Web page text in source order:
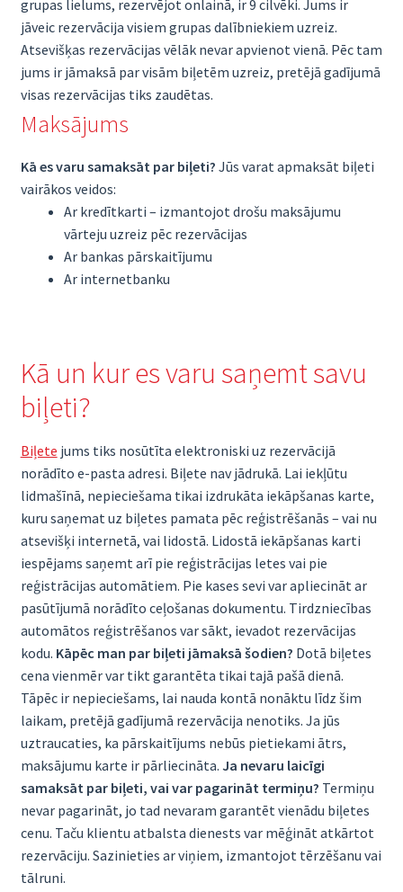
grupas lielums, rezervējot onlainā, ir 9 cilvēki. Jums ir
jāveic rezervācija visiem grupas dalībniekiem uzreiz.
Atsevišķas rezervācijas vēlāk nevar apvienot vienā. Pēc tam
jums ir jāmaksā par visām biļetēm uzreiz, pretējā gadījumā
visas rezervācijas tiks zaudētas.
Maksājums
Kā es varu samaksāt par biļeti? Jūs varat apmaksāt biļeti
vairākos veidos:
Ar kredītkarti – izmantojot drošu maksājumu
vārteju uzreiz pēc rezervācijas
Ar bankas pārskaitījumu
Ar internetbanku
Kā un kur es varu saņemt savu
biļeti?
Biļete jums tiks nosūtīta elektroniski uz rezervācijā
norādīto e-pasta adresi. Biļete nav jādrukā. Lai iekļūtu
lidmašīnā, nepieciešama tikai izdrukāta iekāpšanas karte,
kuru saņemat uz biļetes pamata pēc reģistrēšanās – vai nu
atsevišķi internetā, vai lidostā. Lidostā iekāpšanas karti
iespējams saņemt arī pie reģistrācijas letes vai pie
reģistrācijas automātiem. Pie kases sevi var apliecināt ar
pasūtījumā norādīto ceļošanas dokumentu. Tirdzniecības
automātos reģistrēšanos var sākt, ievadot rezervācijas
kodu. Kāpēc man par biļeti jāmaksā šodien? Dotā biļetes
cena vienmēr var tikt garantēta tikai tajā pašā dienā.
Tāpēc ir nepieciešams, lai nauda kontā nonāktu līdz šim
laikam, pretējā gadījumā rezervācija nenotiks. Ja jūs
uztraucaties, ka pārskaitījums nebūs pietiekami ātrs,
maksājumu karte ir pārliecināta. Ja nevaru laicīgi
samaksāt par biļeti, vai var pagarināt termiņu? Termiņu
nevar pagarināt, jo tad nevaram garantēt vienādu biļetes
cenu. Taču klientu atbalsta dienests var mēģināt atkārtot
rezervāciju. Sazinieties ar viņiem, izmantojot tērzēšanu vai
tālruni.